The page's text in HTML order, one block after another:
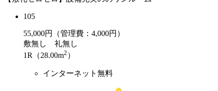
105
55,000円（管理費：4,000円）
敷無し 礼無し
1R（28.00m2 ）
インターネット無料